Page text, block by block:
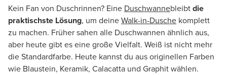
Kein Fan von Duschrinnen? Eine Duschwannebleibtdie
praktischste Lösung, um deineWalk-in-Dusche komplett
zu machen. Früher sahen alle Duschwannen ähnlich aus,
aber heute gibt es eine große Vielfalt. Weiß ist nicht mehr
die Standardfarbe. Heute kannst du aus originellen Farben
wie Blaustein, Keramik, Calacatta und Graphit wählen.